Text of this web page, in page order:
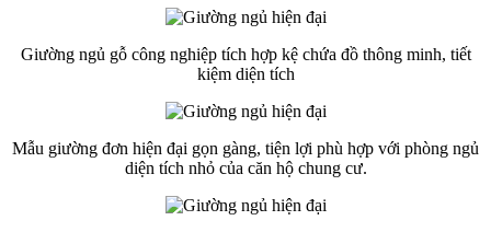
Giường ngủ gỗ công nghiệp tích hợp kệ chứa đồ thông minh, tiết
kiệm diện tích
Mẫu giường đơn hiện đại gọn gàng, tiện lợi phù hợp với phòng ngủ
diện tích nhỏ của căn hộ chung cư.